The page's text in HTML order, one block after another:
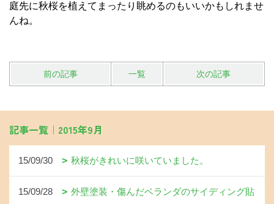
庭先に秋桜を植えてまったり眺めるのもいいかもしれませ
んね。
前の記事 一覧 次の記事
記事一覧｜2015年9月
15/09/30 秋桜がきれいに咲いていました。
15/09/28
外壁塗装・傷んだベランダのサイディング貼